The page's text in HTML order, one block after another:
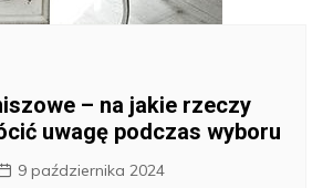
– na jakie rzeczy
uwagę podczas wyboru
9 października 2024